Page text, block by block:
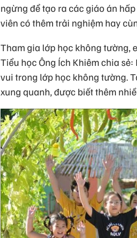
ngừng để tạo ra các giáo án
viên có thêm trải nghiệm hay
Tham gia lớp học không tường,
Tiểu học Ông Ích Khiêm chia
vui trong lớp học không tường.
xung quanh, được biết thêm